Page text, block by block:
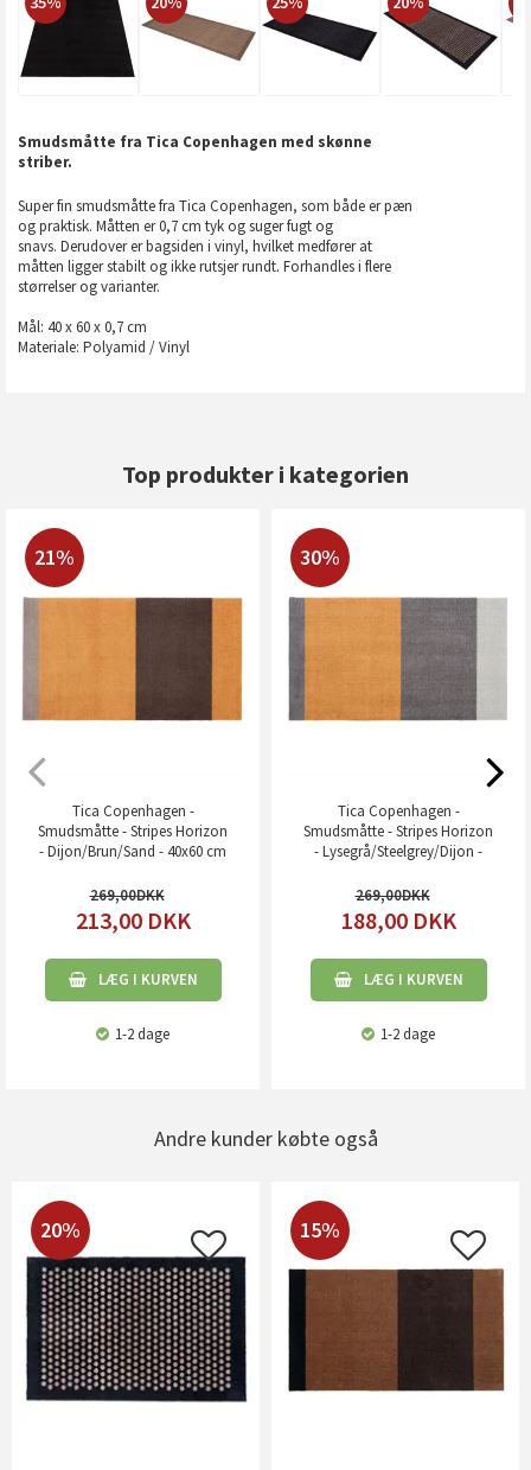
Smudsmåtte fra Tica Copenhagen med skønne
striber.
Super fin smudsmåtte fra Tica Copenhagen, som både er pæn
og praktisk. Måtten er 0,7 cm tyk og suger fugt og
snavs. Derudover er bagsiden i vinyl, hvilket medfører at
måtten ligger stabilt og ikke rutsjer rundt. Forhandles i flere
størrelser og varianter.
Mål: 40 x 60 x 0,7 cm
Materiale: Polyamid / Vinyl
Top produkter i kategorien
21%
Tica Copenhagen -
Smudsmåtte - Stripes Horizon
- Dijon/Brun/Sand - 40x60 cm
269,00
213,00 DKK
LÆG I KURVEN
1-2 dage
30%
Tica Copenhagen -
Smudsmåtte - Stripes Horizon
- Lysegrå/Steelgrey/Dijon -
269,00
188,00 DKK
LÆG I KURVEN
1-2 dage
Andre kunder købte også
20% 15%